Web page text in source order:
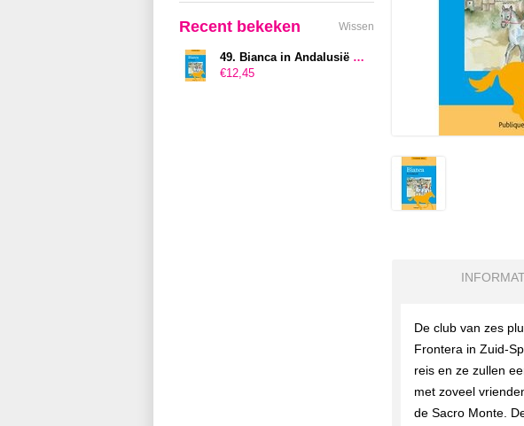
De club van zes
Frontera in Zuid-
reis en ze zullen
met zoveel
de Sacro Monte.
Recent bekeken Wissen
49. Bianca in Andalusië - Binnenkort weer verkrijgbaar!!
€12,45